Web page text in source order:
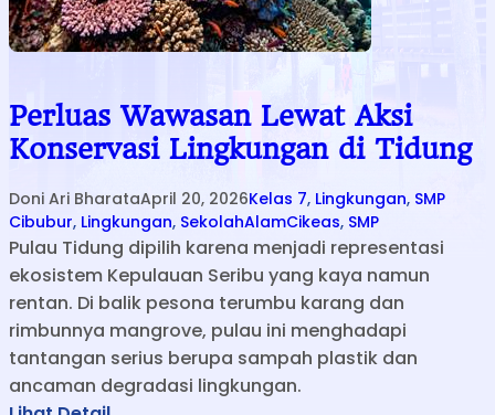
Perluas Wawasan Lewat Aksi
Konservasi Lingkungan di Tidung
Doni Ari BharataApril 20, 2026Kelas 7, Lingkungan, SMP
Cibubur, Lingkungan, SekolahAlamCikeas, SMP
Pulau Tidung dipilih karena menjadi representasi
ekosistem Kepulauan Seribu yang kaya namun
rentan. Di balik pesona terumbu karang dan
rimbunnya mangrove, pulau ini menghadapi
tantangan serius berupa sampah plastik dan
ancaman degradasi lingkungan.